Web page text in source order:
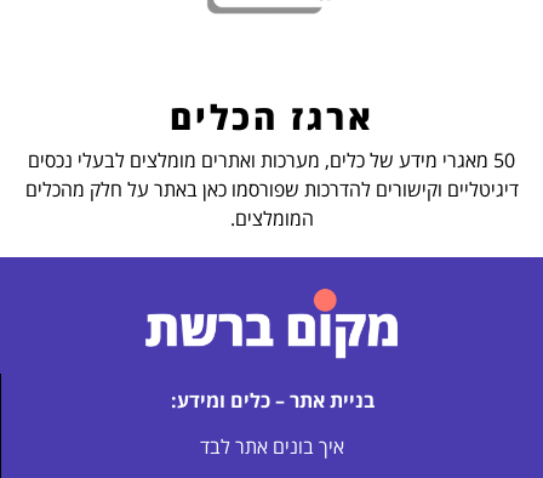
ארגז הכלים
50 מאגרי מידע של כלים, מערכות ואתרים מומלצים לבעלי נכסים
דיגיטליים וקישורים להדרכות שפורסמו כאן באתר על חלק מהכלים
המומלצים.
בניית אתר – כלים ומידע:
איך בונים אתר לבד